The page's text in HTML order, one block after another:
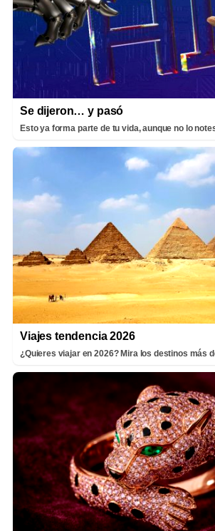
Se dijeron… y pasó
Esto ya forma parte de tu vida, aunque no lo
Viajes tendencia 2026
¿Quieres viajar en 2026? Mira los destinos más